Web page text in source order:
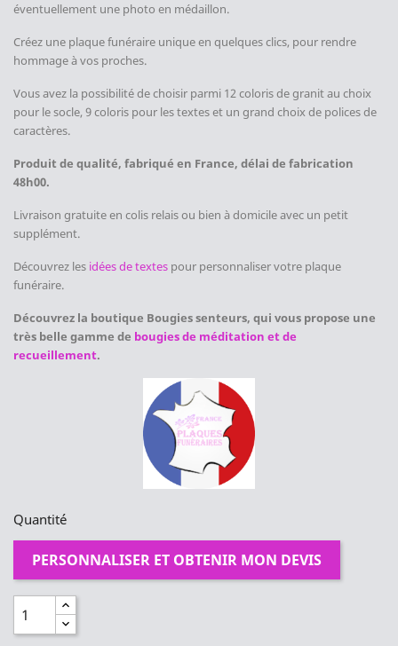
éventuellement une photo en médaillon.
Créez une plaque funéraire unique en quelques clics, pour rendre
hommage à vos proches.
Vous avez la possibilité de choisir parmi 12 coloris de granit au choix
pour le socle, 9 coloris pour les textes et un grand choix de polices de
caractères.
Produit de qualité, fabriqué en France, délai de fabrication
48h00.
Livraison gratuite en colis relais ou bien à domicile avec un petit
supplément.
Découvrez les idées de textes pour personnaliser votre plaque
funéraire.
Découvrez la boutique Bougies senteurs, qui vous propose une
très belle gamme de bougies de méditation et de
recueillement.
Quantité
PERSONNALISER ET OBTENIR MON DEVIS